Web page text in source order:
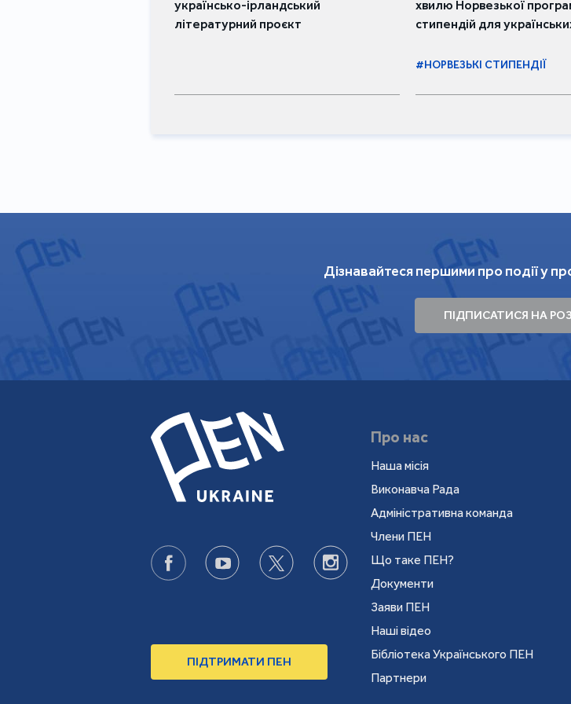
українсько-ірландський
літературний проєкт
хвилю Норвезької
стипендій для
#НОРВЕЗЬКІ СТИПЕНДІЇ
Дізнавайтеся першими про події у
ПІДПИСАТИСЯ НА
ПІДТРИМАТИ ПЕН
Про нас
Наша місія
Виконавча Рада
Адміністративна команда
Члени ПЕН
Що таке ПЕН?
Документи
Заяви ПЕН
Наші відео
Бібліотека Українського ПЕН
Партнери